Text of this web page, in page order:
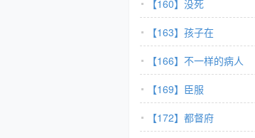
【160】没死
【163】孩子在
【166】不一样的病人
【169】臣服
【172】都督府